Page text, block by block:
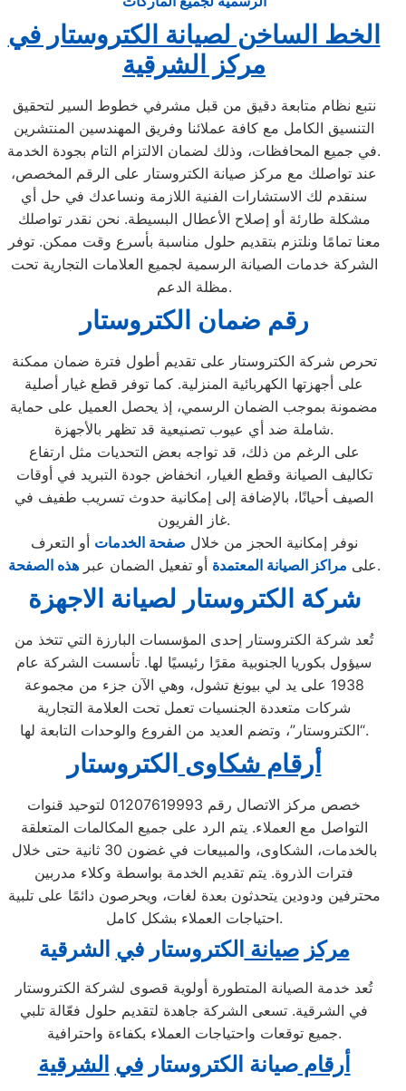
الخط الساخن لصيانة الكتروستار في
مركز الشرقية
نتبع نظام متابعة دقيق من قبل مشرفي خطوط السير لتحقيق
التنسيق الكامل مع كافة عملائنا وفريق المهندسين المنتشرين
في جميع المحافظات، وذلك لضمان الالتزام التام بجودة الخدمة.
عند تواصلك مع مركز صيانة الكتروستار على الرقم المخصص،
سنقدم لك الاستشارات الفنية اللازمة ونساعدك في حل أي
مشكلة طارئة أو إصلاح الأعطال البسيطة. نحن نقدر تواصلك
معنا تمامًا ونلتزم بتقديم حلول مناسبة بأسرع وقت ممكن. توفر
الشركة خدمات الصيانة الرسمية لجميع العلامات التجارية تحت
مظلة الدعم.
رقم ضمان الكتروستار
تحرص شركة الكتروستار على تقديم أطول فترة ضمان ممكنة
على أجهزتها الكهربائية المنزلية. كما توفر قطع غيار أصلية
مضمونة بموجب الضمان الرسمي، إذ يحصل العميل على حماية
شاملة ضد أي عيوب تصنيعية قد تظهر بالأجهزة.
على الرغم من ذلك، قد تواجه بعض التحديات مثل ارتفاع
تكاليف الصيانة وقطع الغيار، انخفاض جودة التبريد في أوقات
الصيف أحيانًا، بالإضافة إلى إمكانية حدوث تسريب طفيف في
غاز الفريون.
نوفر إمكانية الحجز من خلال صفحة الخدمات أو التعرف
على مراكز الصيانة المعتمدة أو تفعيل الضمان عبرهذه الصفحة .
شركة الكتروستار لصيانة الاجهزة
تُعد شركة الكتروستار إحدى المؤسسات البارزة التي تتخذ من
سيؤول بكوريا الجنوبية مقرًا رئيسيًا لها. تأسست الشركة عام
1938 على يد لي بيونغ تشول، وهي الآن جزء من مجموعة
شركات متعددة الجنسيات تعمل تحت العلامة التجارية
“الكتروستار”، وتضم العديد من الفروع والوحدات التابعة لها.
أرقام شكاوى الكتروستار
خصص مركز الاتصال رقم 01207619993 لتوحيد قنوات
التواصل مع العملاء. يتم الرد على جميع المكالمات المتعلقة
بالخدمات، الشكاوى، والمبيعات في غضون 30 ثانية حتى خلال
فترات الذروة. يتم تقديم الخدمة بواسطة وكلاء مدربين
محترفين ودودين يتحدثون بعدة لغات، ويحرصون دائمًا على تلبية
احتياجات العملاء بشكل كامل.
مركز صيانة الكتروستار في الشرقية
تُعد خدمة الصيانة المتطورة أولوية قصوى لشركة الكتروستار
في الشرقية. تسعى الشركة جاهدة لتقديم حلول فعّالة تلبي
جميع توقعات واحتياجات العملاء بكفاءة واحترافية.
أرقامصيانة الكتروستارفي الشرقية